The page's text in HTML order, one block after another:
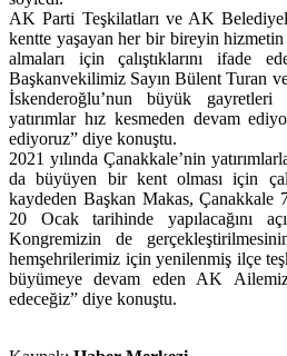
AK Parti Teşkilatları ve AK
kentte yaşayan her bir bireyin hizmetin
almaları için çalıştıklarını ifade
Başkanvekilimiz Sayın Bülent Turan
İskenderoğlu’nun büyük
yatırımlar hız kesmeden devam
ediyoruz” diye konuştu.
2021 yılında Çanakkale’nin
da büyüyen bir kent olması için
kaydeden Başkan Makas, Çanakkale
20 Ocak tarihinde yapılacağını
Kongremizin de
hemşehrilerimiz için yenilenmiş ilçe
büyümeye devam eden AK
edeceğiz” diye konuştu.